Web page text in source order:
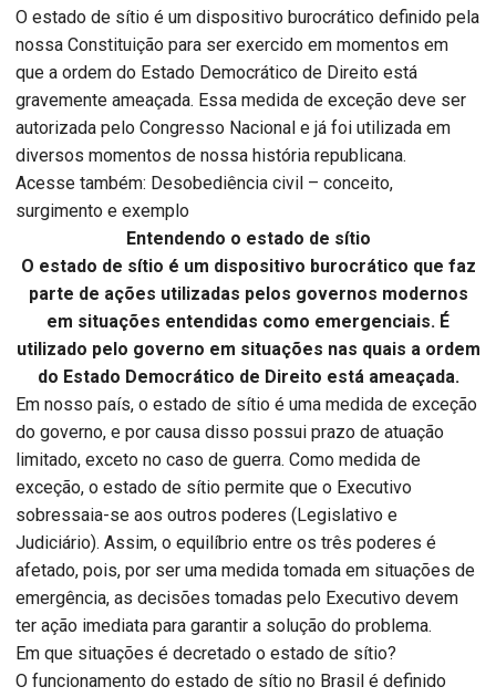
O estado de sítio é um dispositivo burocrático definido pela
nossa Constituição para ser exercido em momentos em
que a ordem do Estado Democrático de Direito está
gravemente ameaçada. Essa medida de exceção deve ser
autorizada pelo Congresso Nacional e já foi utilizada em
diversos momentos de nossa história republicana.
Acesse também: Desobediência civil – conceito,
surgimento e exemplo
Entendendo o estado de sítio
O estado de sítio é um dispositivo burocrático que faz
parte de ações utilizadas pelos governos modernos
em situações entendidas como emergenciais. É
utilizado pelo governo em situações nas quais a ordem
do Estado Democrático de Direito está ameaçada.
Em nosso país, o estado de sítio é uma medida de exceção
do governo, e por causa disso possui prazo de atuação
limitado, exceto no caso de guerra. Como medida de
exceção, o estado de sítio permite que o Executivo
sobressaia-se aos outros poderes (Legislativo e
Judiciário). Assim, o equilíbrio entre os três poderes é
afetado, pois, por ser uma medida tomada em situações de
emergência, as decisões tomadas pelo Executivo devem
ter ação imediata para garantir a solução do problema.
Em que situações é decretado o estado de sítio?
O funcionamento do estado de sítio no Brasil é definido